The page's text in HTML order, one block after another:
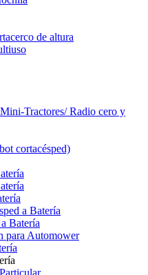
de altura
Tractores/ Radio cero y
cortacésped)
a Batería
Batería
para Automower